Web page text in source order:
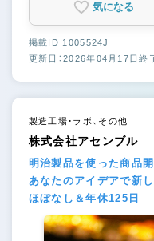
気になる
掲載ID 1005524J
更新日：2026年04月17日終
製造工場・ラボ、その他
株式会社アセンブル
明治製品を使った商品開
あなたのアイデアで新
ほぼなし＆年休125日